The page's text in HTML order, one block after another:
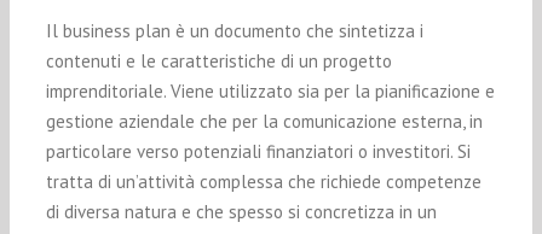
Il business plan è un documento che sintetizza i
contenuti e le caratteristiche di un progetto
imprenditoriale. Viene utilizzato sia per la pianificazione e
gestione aziendale che per la comunicazione esterna, in
particolare verso potenziali finanziatori o investitori. Si
tratta di un’attività complessa che richiede competenze
di diversa natura e che spesso si concretizza in un